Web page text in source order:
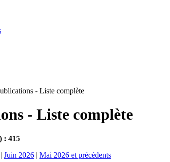
- Liste complète
- Liste complète
: 415
| Juin 2026 | Mai 2026 et précédents